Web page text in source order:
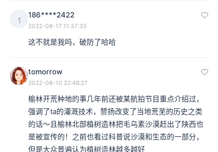
1
186****2422
2022-08-17 11:37:35
这不就是我吗，破防了哈哈
tomorrow
2022-08-10 22:48:27
榆林开荒种地的事几年前还被某航拍节目重点介绍过，
强调了ta的灌溉技术，赞扬改变了当地荒芜的历史之类
的话～且榆林北部植树造林把毛乌素沙漠赶出了陕西也
是被宣传的！之前也看过科普说沙漠和生态的一部分，
但是大众普遍认为植树造林越多越好